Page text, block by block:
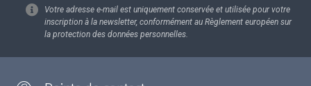
Votre adresse e-mail est uniquement conservée et utilisée pour votre
inscription à la newsletter, conformément au Règlement européen sur
la protection des données personnelles.